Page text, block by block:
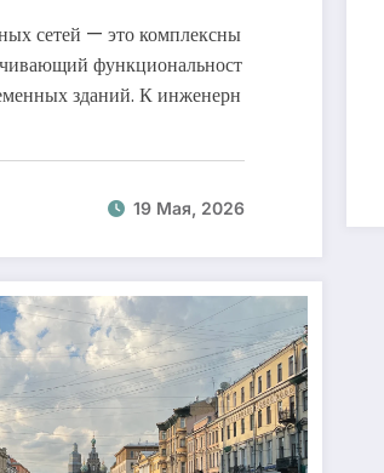
сетей — это комплексны
функциональност
зданий. К инженерн
19 Мая, 2026